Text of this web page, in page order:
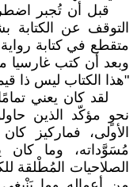
قبل أن تُجبر
التوقف عن
متقطع في كتابة
وبعد أن كتب غارسيا
"هذا الكتاب ليس ذا
لقد كان يعني
نحوٍ مؤكّد الذين
الأولى، فماركيز
مُسَوَّداته، وما
الصلاحيات المُطْلقة